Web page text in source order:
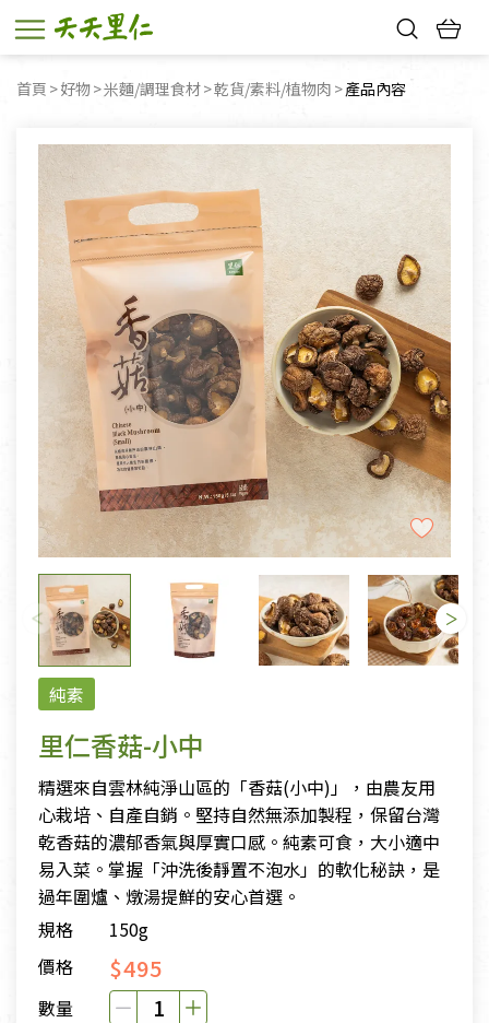
首頁 好物 米麵/調理食材 乾貨/素料/植物肉 目前頁面：
產品內容
純素
里仁香菇-小中
精選來自雲林純淨山區的「香菇(小中)」，由農友用
心栽培、自產自銷。堅持自然無添加製程，保留台灣
乾香菇的濃郁香氣與厚實口感。純素可食，大小適中
易入菜。掌握「沖洗後靜置不泡水」的軟化秘訣，是
過年圍爐、燉湯提鮮的安心首選。
規格
150g
價格
$495
數量